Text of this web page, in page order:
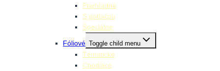
Priehľadné
S potlačou
Špeciálne
Fóliové Toggle child menu
Tématické
Chodiace